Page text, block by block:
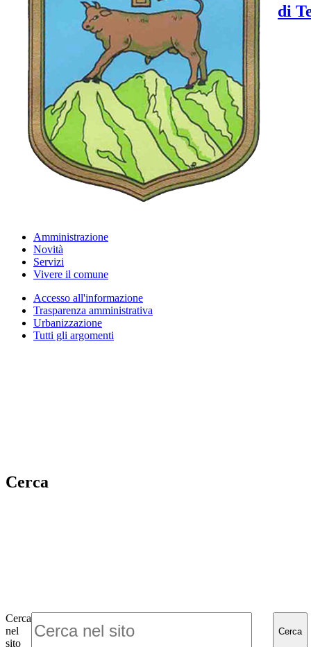
di
Amministrazione
Novità
Servizi
Vivere il comune
Accesso all'informazione
Trasparenza amministrativa
Urbanizzazione
Tutti gli argomenti
Cerca
Cerca
nel
sito
Cerca